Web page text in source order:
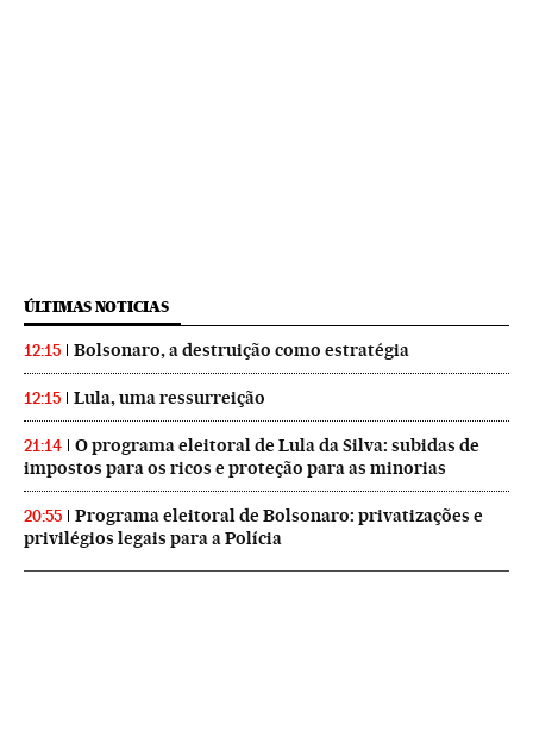
ÚLTIMAS NOTICIAS
12:15 Bolsonaro, a destruição como estratégia
12:15 Lula, uma ressurreição
21:14
O programa eleitoral de Lula da Silva: subidas de
impostos para os ricos e proteção para as minorias
20:55
Programa eleitoral de Bolsonaro: privatizações e
privilégios legais para a Polícia